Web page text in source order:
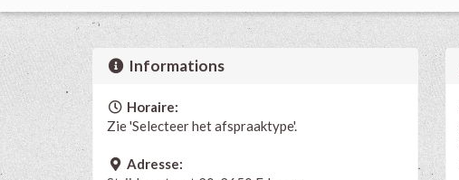
Informations
Horaire:
Zie 'Selecteer het afspraaktype'.
Adresse: